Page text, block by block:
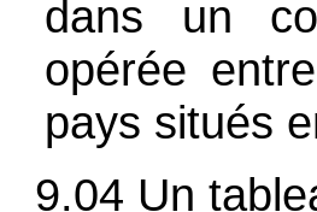
dans un
opérée
pays situés
9.04 Un